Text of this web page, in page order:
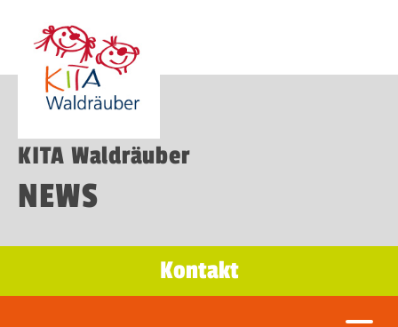
KITA Waldräuber
NEWS
Kontakt